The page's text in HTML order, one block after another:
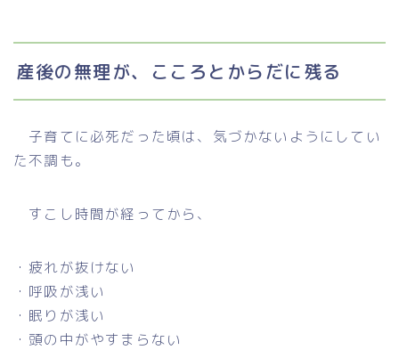
産後の無理が、こころとからだに残る
子育てに必死だった頃は、気づかないようにしてい
た不調も。
すこし時間が経ってから、
・疲れが抜けない
・呼吸が浅い
・眠りが浅い
・頭の中がやすまらない